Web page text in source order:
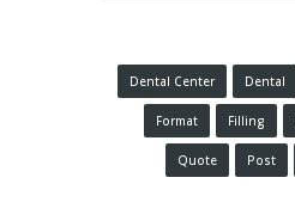
Dental
Dental Center
Filling
Format
Post
Quote